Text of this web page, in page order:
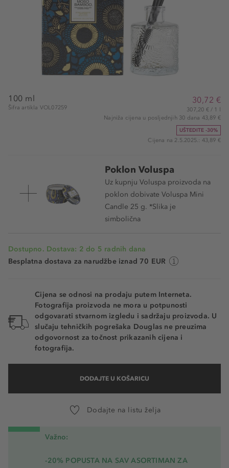
100 ml
Šifra artikla VOL07259
30,72 €
307,20 € / 1 l
Najniža cijena u posljednjih 30 dana 43,89 €
UŠTEDITE -30%
Cijena na 2.5.2025.: 43,89 €
Poklon Voluspa
Uz kupnju Voluspa proizvoda na
poklon dobivate Voluspa Mini
Candle 25 g. *Slika je
simbolična
Dostupno. Dostava: 2 do 5 radnih dana
Besplatna dostava za narudžbe iznad 70 EUR
Cijena se odnosi na prodaju putem Interneta.
Fotografija proizvoda ne mora u potpunosti
odgovarati stvarnom izgledu i sadržaju proizvoda. U
slučaju tehničkih pogrešaka Douglas ne preuzima
odgovornost za točnost prikazanih cijena i
fotografija.
DODAJTE U KOŠARICU
Dodajte na listu želja
Važno:
-20% POPUSTA NA SAV ASORTIMAN ZA